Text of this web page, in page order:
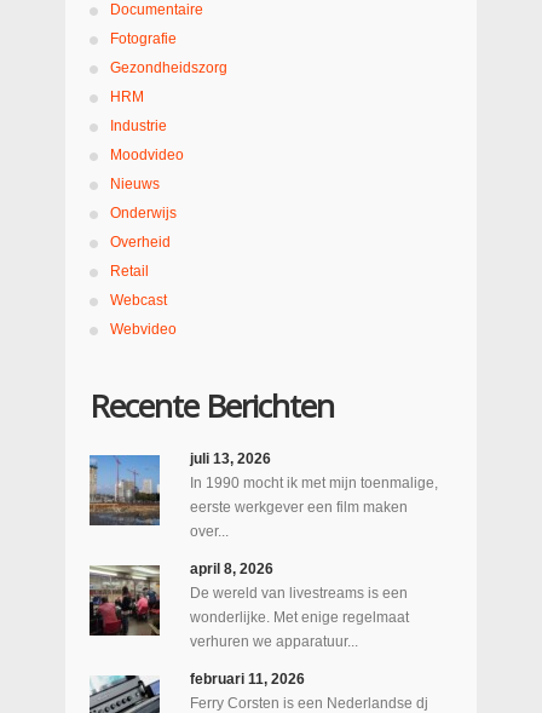
Documentaire
Fotografie
Gezondheidszorg
HRM
Industrie
Moodvideo
Nieuws
Onderwijs
Overheid
Retail
Webcast
Webvideo
Recente Berichten
juli 13, 2026
In 1990 mocht ik met mijn toenmalige,
eerste werkgever een film maken
over...
april 8, 2026
De wereld van livestreams is een
wonderlijke. Met enige regelmaat
verhuren we apparatuur...
februari 11, 2026
Ferry Corsten is een Nederlandse dj